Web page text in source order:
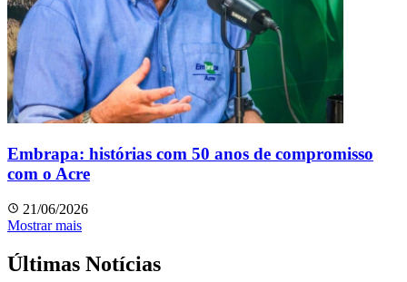
Embrapa: histórias com 50 anos de compromisso
com o Acre
21/06/2026
Mostrar mais
Últimas Notícias